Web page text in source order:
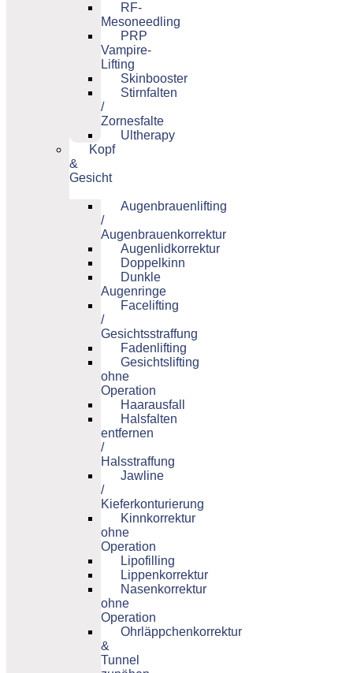
RF-
Mesoneedling
PRP
Vampire-
Lifting
Skinbooster
Stirnfalten
/
Zornesfalte
Ultherapy
Kopf
&
Gesicht
Augenbrauenlifting
/
Augenbrauenkorrektur
Augenlidkorrektur
Doppelkinn
Dunkle
Augenringe
Facelifting
/
Gesichtsstraffung
Fadenlifting
Gesichtslifting
ohne
Operation
Haarausfall
Halsfalten
entfernen
/
Halsstraffung
Jawline
/
Kieferkonturierung
Kinnkorrektur
ohne
Operation
Lipofilling
Lippenkorrektur
Nasenkorrektur
ohne
Operation
Ohrläppchenkorrektur
&
Tunnel